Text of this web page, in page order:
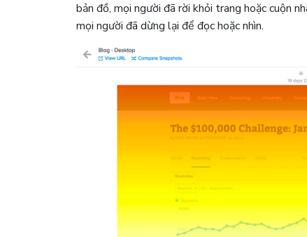
bản đồ, mọi người đã rời khỏi trang hoặc cuộn
mọi người đã dừng lại để đọc hoặc nhìn.